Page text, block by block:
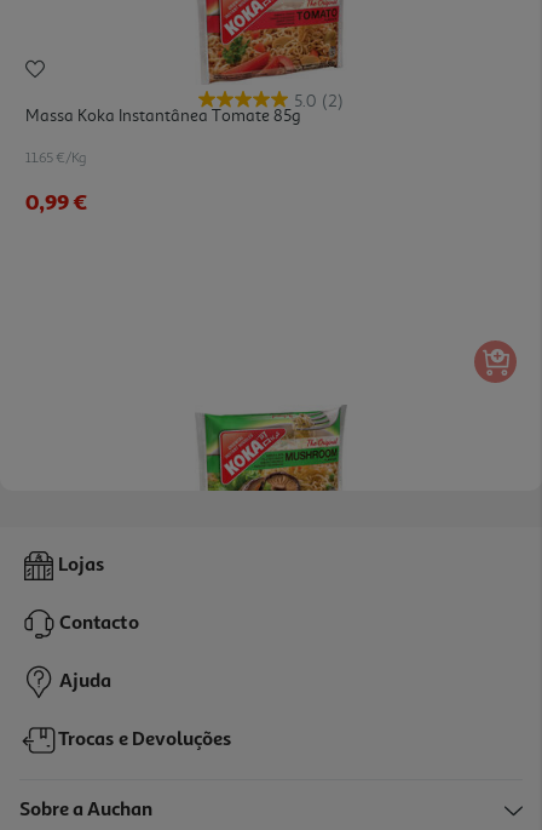
5.0 (2)
Massa Koka Instantânea Tomate 85g
11.65 €/Kg
0,99 €
Massa Koka Instantânea Cogumelos 85g
0,99 €
Lojas
Contacto
Ajuda
Trocas e Devoluções
Sobre a Auchan